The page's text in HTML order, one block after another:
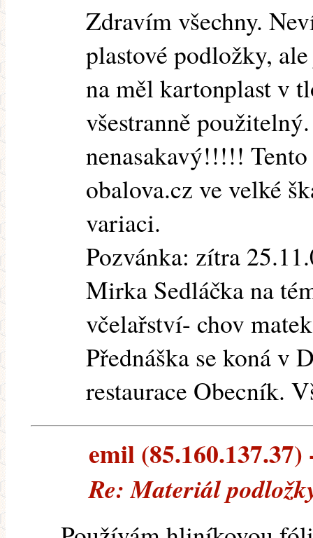
Zdravím všechny.
plastové podložky,
na měl kartonplast v
všestranně
nenasakavý!!!!!
obalova.cz ve velké
variaci.
Pozvánka: zítra
Mirka Sedláčka na
včelařství- chov
Přednáška se koná v
restaurace Obecník.
emil (85.160.137.37)
Re: Materiál